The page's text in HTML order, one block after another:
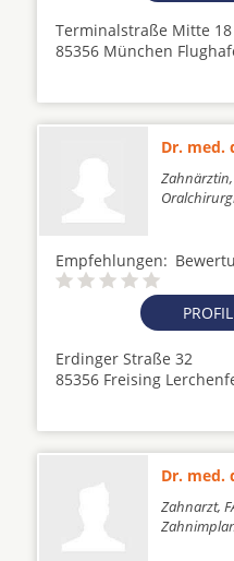
Terminalstraße Mitte 18
85356 München
Dr. med.
Empfehlungen:
Erdinger Straße 32
85356 Freising
Dr. med.
Zahnarzt,